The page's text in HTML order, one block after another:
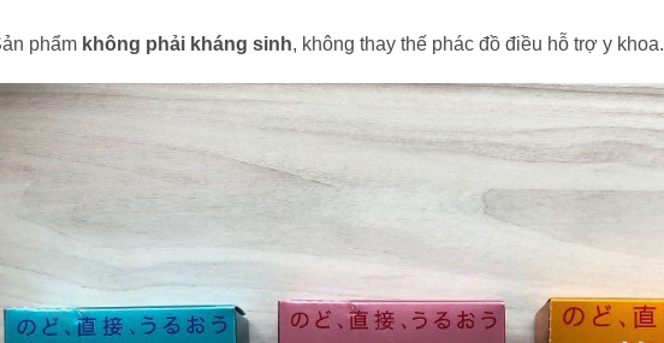
phẩm không phải kháng sinh, không thay thế phác đồ điều hỗ trợ y khoa.